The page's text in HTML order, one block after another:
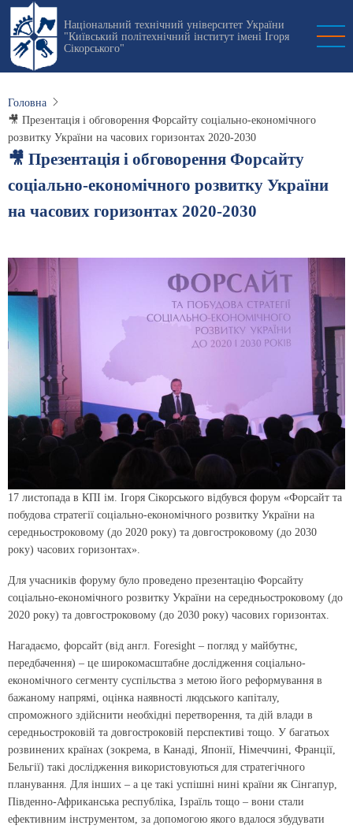
Перейти
основного
вмісту
Національний технічний університет України
"Київський політехнічний інститут імені Ігоря
Сікорського"
Головна
🎥 Презентація і обговорення Форсайту соціально-економічного
розвитку України на часових горизонтах 2020-2030
🎥 Презентація і обговорення Форсайту
соціально-економічного розвитку України
на часових горизонтах 2020-2030
17 листопада в КПІ ім. Ігоря Сікорського відбувся форум «Форсайт та
побудова стратегії соціально-економічного розвитку України на
середньостроковому (до 2020 року) та довгостроковому (до 2030
року) часових горизонтах».
Для учасників форуму було проведено презентацію Форсайту
соціально-економічного розвитку України на середньостроковому (до
2020 року) та довгостроковому (до 2030 року) часових горизонтах.
Нагадаємо, форсайт (від англ. Foresight – погляд у майбутнє,
передбачення) – це широкомасштабне дослідження соціально-
економічного сегменту суспільства з метою його реформування в
бажаному напрямі, оцінка наявності людського капіталу,
спроможного здійснити необхідні перетворення, та дій влади в
середньостроковій та довгостроковій перспективі тощо. У багатьох
розвинених країнах (зокрема, в Канаді, Японії, Німеччині, Франції,
Бельгії) такі дослідження використовуються для стратегічного
планування. Для інших – а це такі успішні нині країни як Сінгапур,
Південно-Африканська республіка, Ізраїль тощо – вони стали
ефективним інструментом, за допомогою якого вдалося збудувати